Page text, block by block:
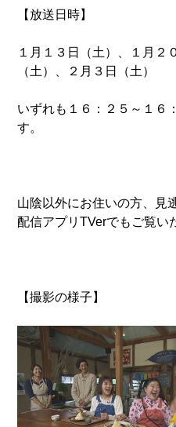
【放送日時】
１月１３日（土）、１月２
（土）、２月３日（土）
いずれも１６：２５～１６
す。
山陰以外にお住いの方、見
配信アプリTVerでもご覧い
【撮影の様子】